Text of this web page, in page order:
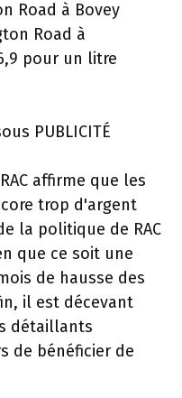
Road à Bovey
Road à
pour un litre
PUBLICITÉ
affirme que les
trop d'argent
la politique de RAC
que ce soit une
de hausse des
il est décevant
détaillants
de bénéficier de